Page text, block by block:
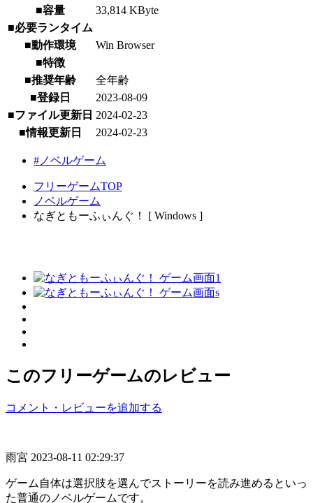
■容量
33,814 KByte
■必要ランタイム
■動作環境
Win Browser
■特徴
■推奨年齢
全年齢
■登録日
2023-08-09
■ファイル更新日 2024-02-23
■情報更新日
2024-02-23
#ノベルゲーム
フリーゲームTOP
ノベルゲーム
なぎともーふぃんぐ！ [ Windows ]
このフリーゲームのレビュー
コメント・レビューを追加する
雨宮 2023-08-11 02:29:37
ゲーム自体は選択肢を選んでストーリーを読み進めるといっ
た普通のノベルゲームです。